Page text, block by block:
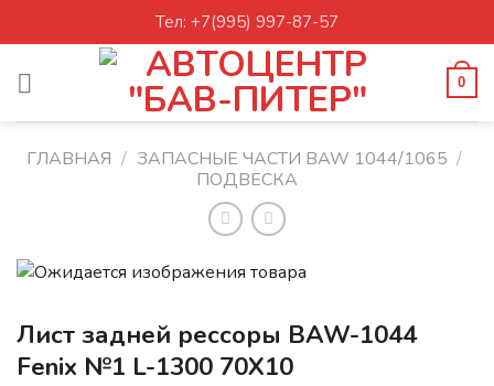
to
Тел: +7(995) 997-87-57
0
ГЛАВНАЯ / ЗАПАСНЫЕ ЧАСТИ BAW 1044/1065 /
ПОДВЕСКА
Лист задней рессоры BAW-1044
Fenix №1 L-1300 70X10